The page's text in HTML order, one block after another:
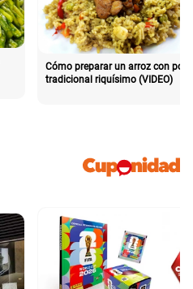
Cómo preparar un arroz con pollo
tradicional riquísimo (VIDEO)